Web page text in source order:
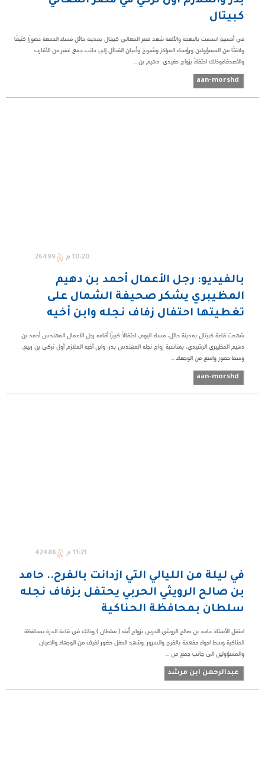
كبيتال
في أمسيةٍ اتسمت بالبهجة والألفة شهد قصر المعالي كبيتال بمدينة حائل مساء الجمعة حضورًا كثيفًا
ولافتًا من المسؤولين ورؤساء المراكز وشيوخ وأعيان القبائل إلى جانب جمعٍ غفير من الأقارب
والأصدقاءوذلك احتفاءً بزواج حفيدي دهيم بن ...
aan-morshd
10:20 م 26499
بالفيديو: رجل الأعمال أحمد بن دهيم
المظيبري يشكر صحيفة الشمال على
تغطيتها احتفال زفاف نجله وابن أخيه
شهدت قاعة كبيتال بمدينة حائل، مساء اليوم، احتفالًا كبيرًا أقامه رجل الأعمال المهندس أحمد بن
دهيم المظيبري الرشيدي، بمناسبة زواج نجله المهندس بدر، وابن أخيه الملازم أول تركي بن ربيع،
وسط حضور واسع من الوجهاء ...
aan-morshd
11:21 م 42486
في ليلة من الليالي التي ازدانت بالفرح.. حامد
بن صالح الرويثي الحربي يحتفل بزفاف نجله
سلطان بمحافظة الحناكية
احتفل الأستاذ حامد بن صالح الرويثي الحربي بزواج أبنه ( سلطان ) وذلك في قاعة الدرة بمحافظة
الحناكية وسط اجواء مفعمة بالفرح والسرور .وشهد الحفل حضور لفيف من الوجهاء والاعيان
والمسؤولين الى جانب جمع من ...
عبدالرحمن ابن مرشد